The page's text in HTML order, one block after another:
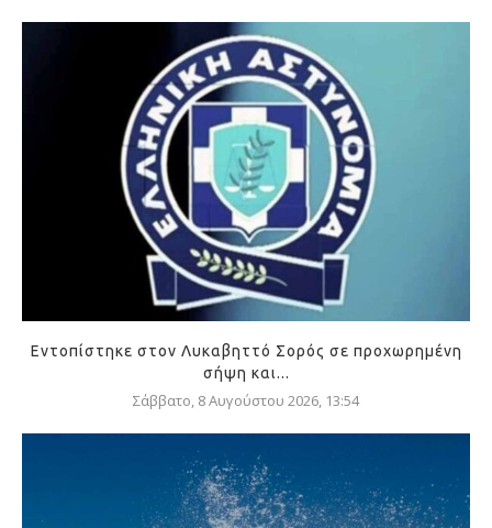
Εντοπίστηκε στον Λυκαβηττό Σορός σε προχωρημένη
σήψη και...
Σάββατο, 8 Αυγούστου 2026, 13:54